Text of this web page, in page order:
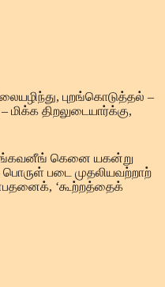
புறங்கொடுத்தல் –
திறலுடையார்க்கு,
கெனை யகன்று
படை முதலியவற்றாற்
‘கூற்றத்தைக்